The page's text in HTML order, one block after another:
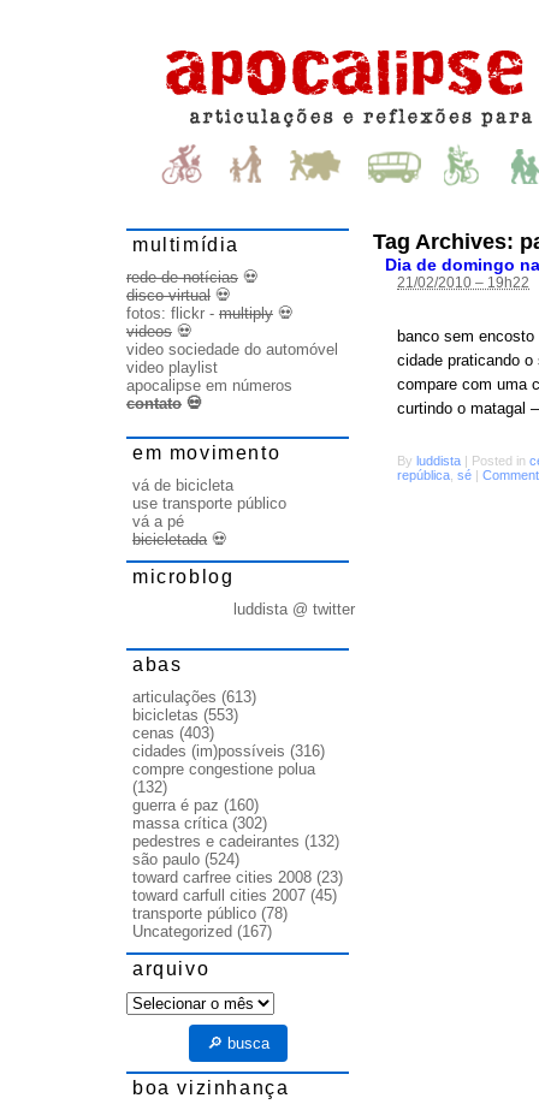
Tag Archives:
Dia de domingo
21/02/2010 – 19h22
banco sem
cidade praticando
compare com uma
curtindo o matagal
By luddista | Posted in
república sé |
multimídia
rede de notícias 💀
disco virtual 💀
fotos: flickr - multiply 💀
videos 💀
video sociedade do automóvel
video playlist
apocalipse em números
contato 💀
em movimento
vá de bicicleta
use transporte público
vá a pé
bicicletada💀
microblog
luddista @ twitter
abas
articulações (613)
bicicletas (553)
cenas (403)
cidades (im)possíveis (316)
compre congestione polua
(132)
guerra é paz (160)
massa crítica(302)
pedestres e cadeirantes (132)
são paulo (524)
toward carfree cities 2008 (23)
toward carfull cities 2007 (45)
transporte público (78)
Uncategorized (167)
arquivo
arquivo
🔎 busca
boa vizinhança